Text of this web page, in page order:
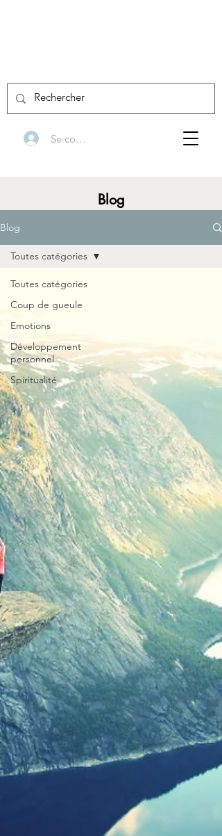
Se connecter
Blog
Blog
Toutes catégories
Coup de gueule
Emotions
Développement
personnel
Spiritualité
Toutes catégories